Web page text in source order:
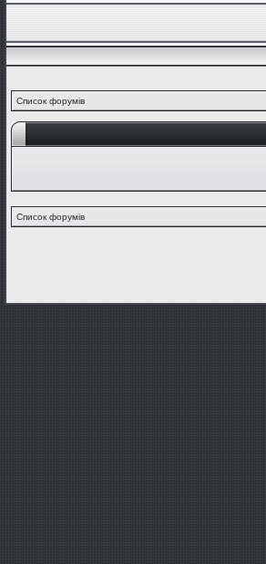
Список форумів
Список форумів